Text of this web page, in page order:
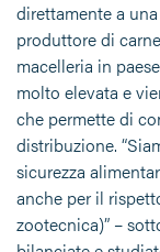
direttamente a
produttore di
macelleria in
molto elevata e
che permette di
distribuzione.
sicurezza
anche per il
zootecnica)” –